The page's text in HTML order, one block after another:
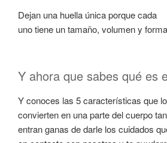
Dejan una huella única porque cada
uno tiene un tamaño, volumen y
Y ahora que sabes qué es
Y conoces las 5 características que
convierten en una parte del cuerpo
entran ganas de darle los cuidados